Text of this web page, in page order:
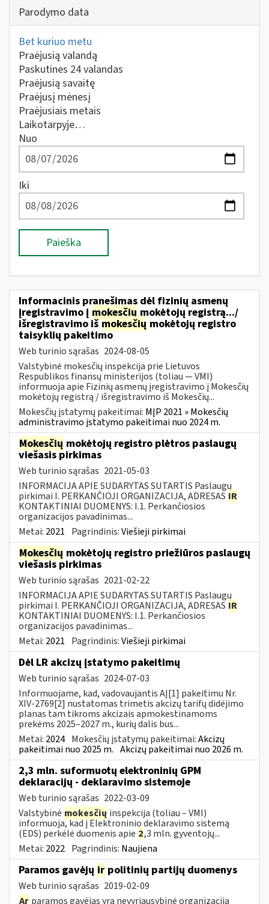
Parodymo data
Bet kuriuo metu
Praėjusią valandą
Paskutines 24 valandas
Praėjusią savaitę
Praėjusį mėnesį
Praėjusiais metais
Laikotarpyje…
Nuo
Iki
Paieška
Informacinis pranešimas dėl fizinių asmenų
įregistravimo į mokesčių mokėtojų registrą.../
išregistravimo išmokesčių mokėtojų registro
taisyklių pakeitimo
Web turinio sąrašas 2024-08-05
Valstybinė mokesčių inspekcija prie Lietuvos
Respublikos finansų ministerijos (toliau — VMI)
informuoja apie Fizinių asmenų įregistravimo į Mokesčių
mokėtojų registrą / išregistravimo iš Mokesčių...
Mokesčių įstatymų pakeitimai: MĮP 2021 » Mokesčių
administravimo įstatymo pakeitimai nuo 2024 m.
Mokesčių mokėtojų registro plėtros paslaugų
viešasis pirkimas
Web turinio sąrašas 2021-05-03
INFORMACIJA APIE SUDARYTAS SUTARTIS Paslaugų
pirkimai I. PERKANČIOJI ORGANIZACIJA, ADRESAS IR
KONTAKTINIAI DUOMENYS: I.1. Perkančiosios
organizacijos pavadinimas...
Metai: 2021 Pagrindinis:Viešieji pirkimai
Mokesčių mokėtojų registro priežiūros paslaugų
viešasis pirkimas
Web turinio sąrašas 2021-02-22
INFORMACIJA APIE SUDARYTAS SUTARTIS Paslaugų
pirkimai I. PERKANČIOJI ORGANIZACIJA, ADRESAS IR
KONTAKTINIAI DUOMENYS: I.1. Perkančiosios
organizacijos pavadinimas...
Metai: 2021 Pagrindinis:Viešieji pirkimai
Dėl LR akcizų įstatymo pakeitimų
Web turinio sąrašas 2024-07-03
Informuojame, kad, vadovaujantis AĮ[1] pakeitimu Nr.
XIV-2769[2] nustatomas trimetis akcizų tarifų didėjimo
planas tam tikroms akcizais apmokestinamoms
prekėms 2025–2027 m., kurių dalis bus...
Metai: 2024 Mokesčių įstatymų pakeitimai:Akcizų
pakeitimai nuo 2025 m. Akcizų pakeitimai nuo 2026 m.
2,3 mln. suformuotų elektroninių GPM
deklaracijų - deklaravimo sistemoje
Web turinio sąrašas 2022-03-09
Valstybinė mokesčių inspekcija (toliau – VMI)
informuoja, kad į Elektroninio deklaravimo sistemą
(EDS) perkėlė duomenis apie 2,3 mln. gyventojų...
Metai: 2022 Pagrindinis: Naujiena
Paramos gavėjų ir politinių partijų duomenys
Web turinio sąrašas 2019-02-09
Ar paramos gavėjas yra nevyriausybinė organizacija